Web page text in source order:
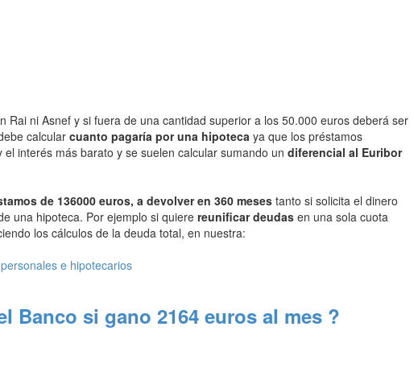
Rai ni Asnef y si fuera de una cantidad superior a los 50.000 euros deberá ser
calcular cuanto pagaría por una hipoteca ya que los préstamos
interés más barato y se suelen calcular sumando un diferencial al Euribor
de 136000 euros, a devolver en 360 meses tanto si solicita el dinero
una hipoteca. Por ejemplo si quiere reunificar deudas en una sola cuota
los cálculos de la deuda total, en nuestra:
e hipotecarios
Banco si gano 2164 euros al mes ?